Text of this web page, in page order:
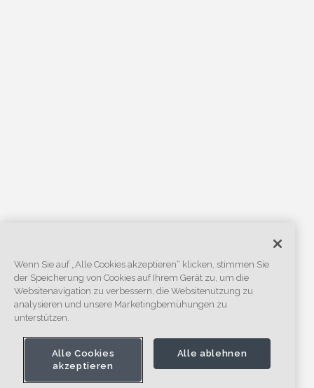
Wenn Sie auf „Alle Cookies akzeptieren“ klicken, stimmen Sie
der Speicherung von Cookies auf Ihrem Gerät zu, um die
Websitenavigation zu verbessern, die Websitenutzung zu
analysieren und unsere Marketingbemühungen zu
unterstützen.
Alle Cookies
akzeptieren
Alle ablehnen